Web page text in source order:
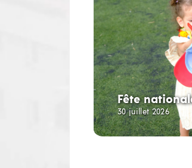
Fête
30 juillet 2026